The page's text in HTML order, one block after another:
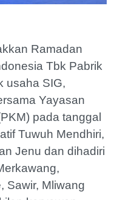
Ramadan
Tbk Pabrik
usaha SIG,
Yayasan
pada tanggal
Tuwuh Mendhiri,
Jenu dan dihadiri
Sawir, Mliwang